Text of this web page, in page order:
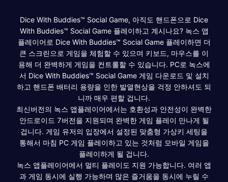
Dice With Buddies™ Social Game, 아직도 핸드폰으로 Dice
With Buddies™ Social Game 플레이하고 계시나요? 녹스 앱
플레이어로 Dice With Buddies™ Social Game 플레이하면 더
큰 스크린으로 게임을 체험할 수 있으며 키보드, 마우스를 이
용해 더 완벽하게 게임을 컨트롤할 수 있습니다. PC로 녹스에
서 Dice With Buddies™ Social Game 게임 다운로드 및 설치
하고 핸드폰 배터리 용량을 인한 발열현상을 걱정 안하셔도 되
니까 매우 편할 겁니다.
최신버전의 녹스 앱플레이어에서는 호환성과 안전성이 완벽한
안드로이드 7버전을 지원되며 완벽한 게임 플레이 만나게 될
겁니다. 게임 유저의 입장에서 설정된 맞춤형 가상키 세팅을
통해서 마침 PC 게임 플레이하고 있는 것처럼 모바일 게임을
플레이하게 될 겁니다.
녹스 앱플레이어에서 멀티 플레이도 지원 가능합니다. 여러 앱
과 게임 동시에 실행 가능하며 많은 즐거움을 동시에 누릴 수